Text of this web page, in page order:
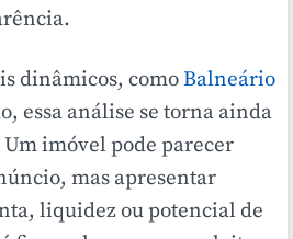
dinâmicos, comoBalneário
essa análise se torna ainda
imóvel pode parecer
mas apresentar
liquidez ou potencial de